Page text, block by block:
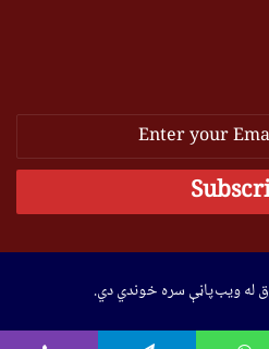
له ویب‌پاڼې سره خوندي دي.